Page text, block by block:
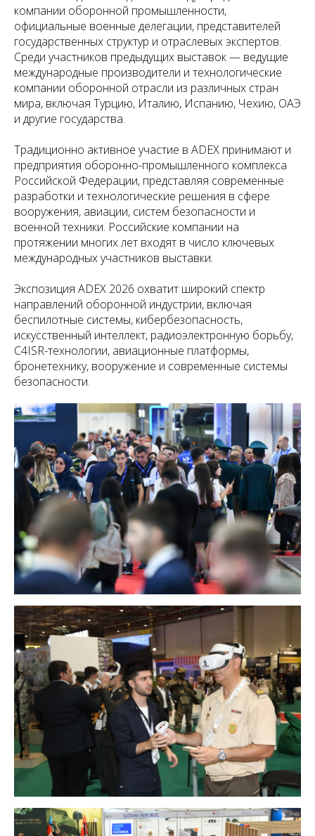
компании оборонной промышленности,
официальные военные делегации, представителей
государственных структур и отраслевых экспертов.
Среди участников предыдущих выставок — ведущие
международные производители и технологические
компании оборонной отрасли из различных стран
мира, включая Турцию, Италию, Испанию, Чехию, ОАЭ
и другие государства.
Традиционно активное участие в ADEX принимают и
предприятия оборонно-промышленного комплекса
Российской Федерации, представляя современные
разработки и технологические решения в сфере
вооружения, авиации, систем безопасности и
военной техники. Российские компании на
протяжении многих лет входят в число ключевых
международных участников выставки.
Экспозиция ADEX 2026 охватит широкий спектр
направлений оборонной индустрии, включая
беспилотные системы, кибербезопасность,
искусственный интеллект, радиоэлектронную борьбу,
C4ISR-технологии, авиационные платформы,
бронетехнику, вооружение и современные системы
безопасности.